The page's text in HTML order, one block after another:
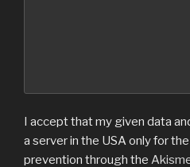
I accept that my given data
a server in the USA only for
prevention through the